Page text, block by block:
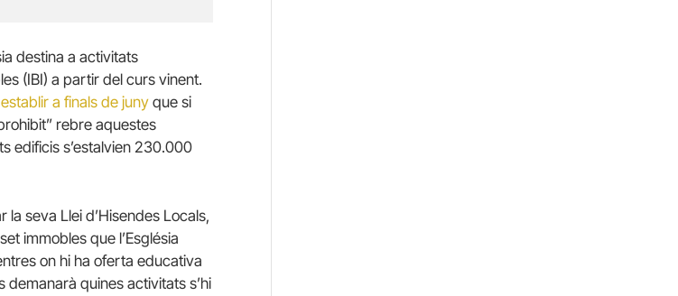
destina a activitats
(IBI) a partir del curs vinent.
a finals de juny que si
rebre aquestes
edificis s’estalvien 230.000
seva Llei d’Hisendes Locals,
immobles que l’Església
on hi ha oferta educativa
demanarà quines activitats s’hi